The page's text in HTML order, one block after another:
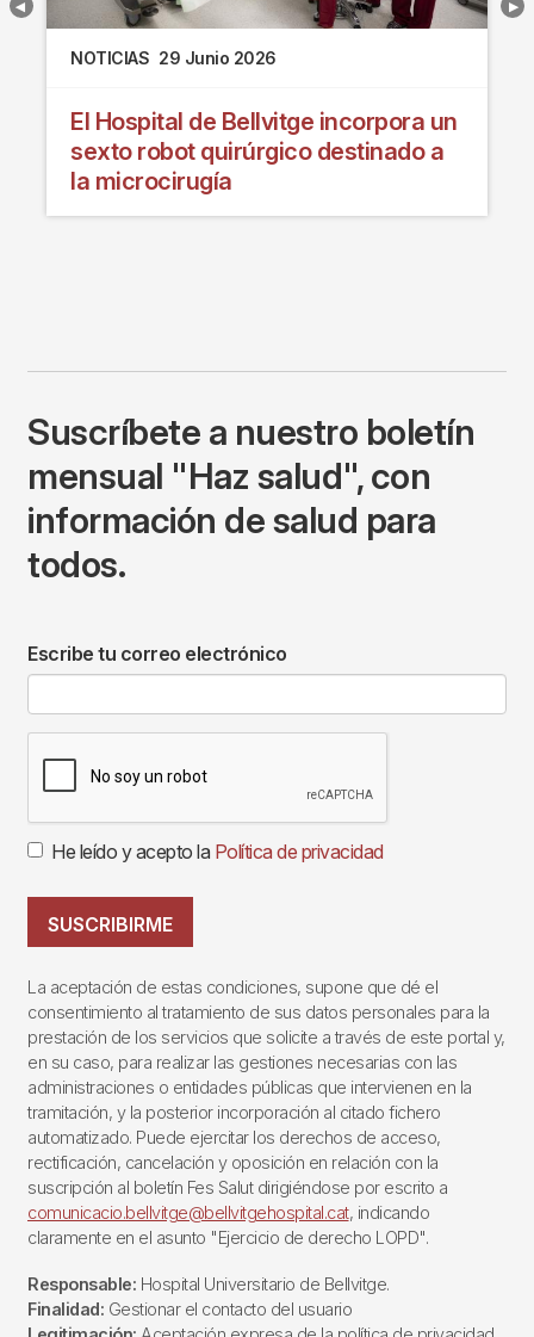
NOTICIAS 29 Junio 2026
El Hospital de Bellvitge incorpora un
sexto robot quirúrgico destinado a
la microcirugía
Suscríbete a nuestro boletín
mensual "Haz salud", con
información de salud para
todos.
Escribe tu correo electrónico
He leído y acepto la Política de privacidad
SUSCRIBIRME
La aceptación de estas condiciones, supone que dé el
consentimiento al tratamiento de sus datos personales para la
prestación de los servicios que solicite a través de este portal y,
en su caso, para realizar las gestiones necesarias con las
administraciones o entidades públicas que intervienen en la
tramitación, y la posterior incorporación al citado fichero
automatizado. Puede ejercitar los derechos de acceso,
rectificación, cancelación y oposición en relación con la
suscripción al boletín Fes Salut dirigiéndose por escrito a
comunicacio.bellvitge@bellvitgehospital.cat, indicando
claramente en el asunto "Ejercicio de derecho LOPD".
Responsable: Hospital Universitario de Bellvitge.
Finalidad: Gestionar el contacto del usuario